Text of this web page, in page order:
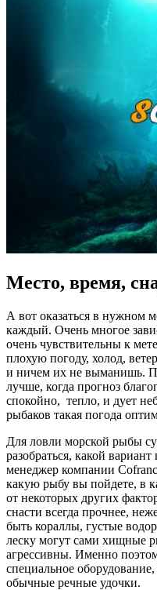
Место, время,
А вот оказаться в нужном
каждый. Очень многое
очень чувствительны к
плохую погоду, холод,
и ничем их не выманишь.
лучше, когда прогноз
спокойно, тепло, и дует
рыбаков такая погода
Для ловли морской рыбы
разобраться, какой
менеджер компании
какую рыбу вы пойдете, в
от некоторых других
снасти всегда прочнее,
быть кораллы, густые
леску могут сами хищные
агрессивны. Именно
специальное
обычные речные удочки.